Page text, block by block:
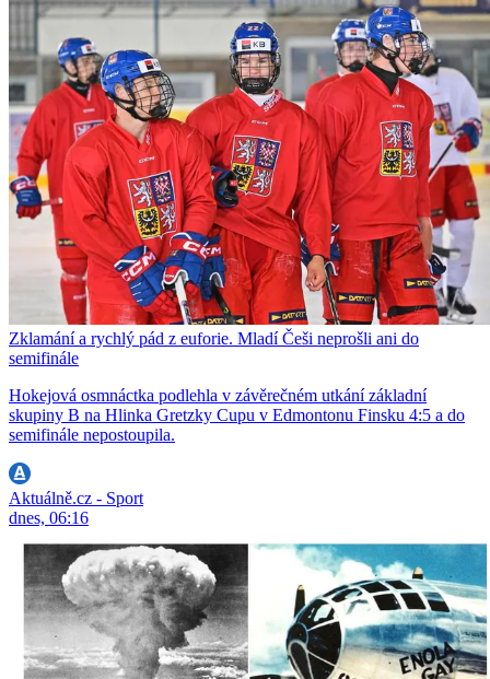
Zklamání a rychlý pád z euforie. Mladí Češi neprošli ani do
semifinále
Hokejová osmnáctka podlehla v závěrečném utkání základní
skupiny B na Hlinka Gretzky Cupu v Edmontonu Finsku 4:5 a do
semifinále nepostoupila.
Aktuálně.cz - Sport
dnes, 06:16